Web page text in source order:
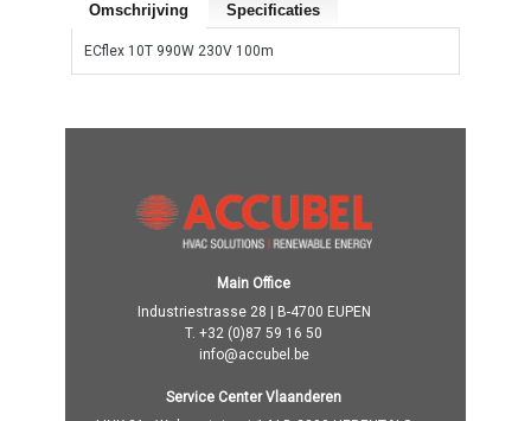
Omschrijving Specificaties
ECflex 10T 990W 230V 100m
Main Office
Industriestrasse 28 | B-4700 EUPEN
T. +32 (0)87 59 16 50
info@accubel.be
Service Center Vlaanderen